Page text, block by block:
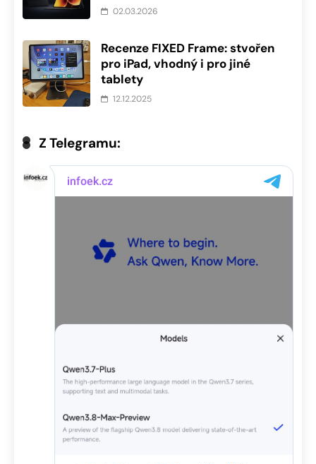
02.03.2026
Recenze FIXED Frame: stvořen
pro iPad, vhodný i pro jiné
tablety
12.12.2025
Z Telegramu: